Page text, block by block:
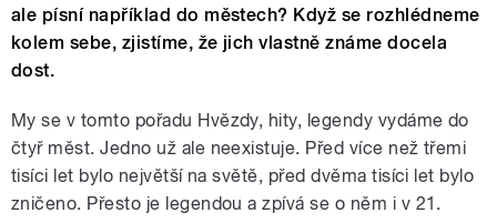
ale písní například do městech? Když se rozhlédneme
kolem sebe, zjistíme, že jich vlastně známe docela
dost.
My se v tomto pořadu Hvězdy, hity, legendy vydáme do
čtyř měst. Jedno už ale neexistuje. Před více než třemi
tisíci let bylo největší na světě, před dvěma tisíci let bylo
zničeno. Přesto je legendou a zpívá se o něm i v 21.